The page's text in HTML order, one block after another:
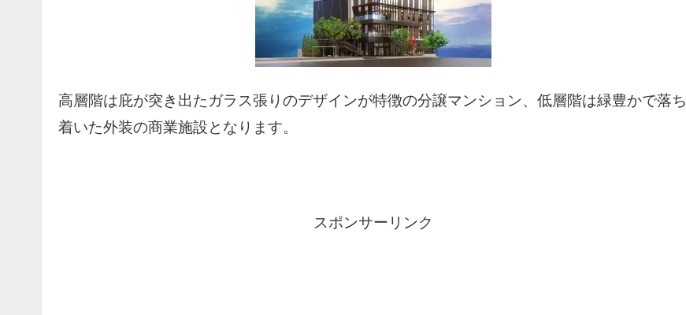
高層階は庇が突き出たガラス張りのデザインが特徴の分譲マンション、低層階は緑豊かで落ち
着いた外装の商業施設となります。
スポンサーリンク